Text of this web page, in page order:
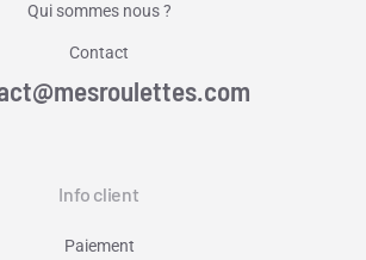
Qui sommes nous ?
Contact
Info client
Paiement